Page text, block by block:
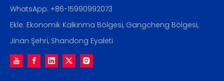
WhatsApp: +86-15990992073
Ekle: Ekonomik Kalkınma Bölgesi, Gangcheng Bölgesi,
Jinan Şehri, Shandong Eyaleti